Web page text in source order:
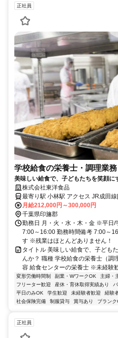
正社員
学校給食の栄養士・調理業務
美味しい給食で、子どもたちを笑顔に
株式会社東洋食品
最寄り駅 小林駅 アクセ
月給212,000円～300,000円
千葉県印旛郡
勤務日 月・火・水・木・金 ※平日/
7:00～16:00 勤務時間備考 7:00～
す ※残業はほとんどありません！
タイトル 美味しい給食で、子ども
んか？ 職種 学校給食の栄養士（調
容 給食センターの栄養士 ※未経験
変形労働時間制 副業・WワークOK 主婦・
フリーター歓迎
産休・育休取得実績あり
平日のみOK
学生歓迎 未経験者歓迎 経験
社会保険完備
制服貸与 賞与あり ブランク
正社員